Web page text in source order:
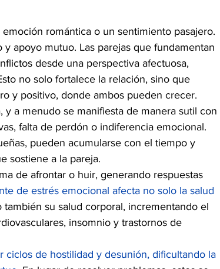
romántica o un sentimiento pasajero.
apoyo mutuo. Las parejas que fundamentan
desde una perspectiva afectuosa,
no solo fortalece la relación, sino que
y positivo, donde ambos pueden crecer.
a menudo se manifiesta de manera sutil con
falta de perdón o indiferencia emocional.
pueden acumularse con el tiempo y
sostiene a la pareja.
de afrontar o huir, generando respuestas
de estrés emocional afecta no solo la salud
también su salud corporal, incrementando el
insomnio y trastornos de
de hostilidad y desunión, dificultando la